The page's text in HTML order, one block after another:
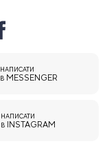
НАПИСАТИ
В MESSENGER
НАПИСАТИ
В
INSTAGRAM